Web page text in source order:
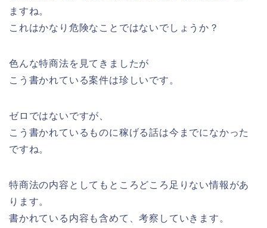
ますね。
これはかなり危険なことではないでしょうか？
色んな特商法を見てきましたが
こう書かれている案件は珍しいです。
ゼロではないですが、
こう書かれているものに稼げる話は今までになかった
ですね。
特商法の内容としてもところどころ足りない情報があ
ります。
書かれている内容も含めて、考察していきます。